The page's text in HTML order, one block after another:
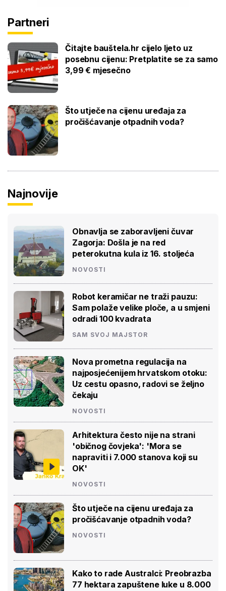
Partneri
Čitajte bauštela.hr cijelo ljeto uz
posebnu cijenu: Pretplatite se za samo
3,99 € mjesečno
Što utječe na cijenu uređaja za
pročišćavanje otpadnih voda?
Najnovije
Obnavlja se zaboravljeni čuvar
Zagorja: Došla je na red
peterokutna kula iz 16. stoljeća
NOVOSTI
Robot keramičar ne traži pauzu:
Sam polaže velike ploče, a u smjeni
odradi 100 kvadrata
SAM SVOJ MAJSTOR
Nova prometna regulacija na
najposjećenijem hrvatskom otoku:
Uz cestu opasno, radovi se željno
čekaju
NOVOSTI
Arhitektura često nije na strani
'običnog čovjeka': 'Mora se
napraviti i 7.000 stanova koji su
OK'
NOVOSTI
Što utječe na cijenu uređaja za
pročišćavanje otpadnih voda?
NOVOSTI
Kako to rade Australci: Preobrazba
77 hektara zapuštene luke u 8.000